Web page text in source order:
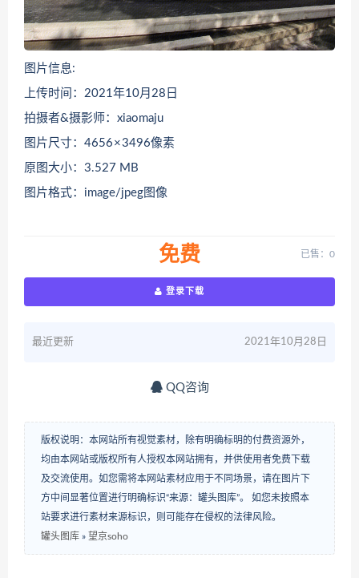
图片信息:
上传时间：2021年10月28日
拍摄者&摄影师：xiaomaju
图片尺寸：4656 × 3496像素
原图大小：3.527 MB
图片格式：image/jpeg图像
免费 已售：0
登录下载
最近更新 2021年10月28日
QQ咨询
版权说明：本网站所有视觉素材，除有明确标明的付费资源外，
均由本网站或版权所有人授权本网站拥有，并供使用者免费下载
及交流使用。如您需将本网站素材应用于不同场景，请在图片下
方中间显著位置进行明确标识“来源：罐头图库”。 如您未按照本
站要求进行素材来源标识，则可能存在侵权的法律风险。
罐头图库 » 望京soho